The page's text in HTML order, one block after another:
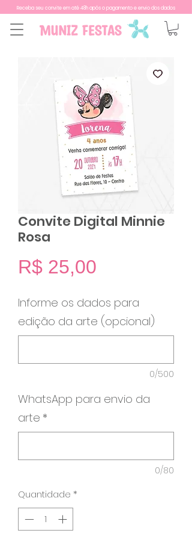
Receba seu convite em até 48h após o pagamento e envio dos dados
Convite Digital Minnie
Rosa
R$ 25,00
Informe os dados para
edição da arte (opcional)
0/500
WhatsApp para envio da
arte *
0/80
Quantidade *